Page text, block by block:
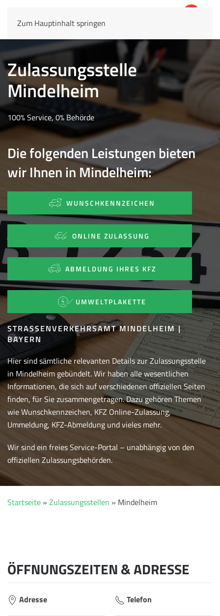
Zum Hauptinhalt springen
Zulassungsstelle
Mindelheim
100% Service, 0% Behörde
Die folgenden Leistungen bieten
wir Ihnen in Mindelheim:
WUNSCHKENNZEICHEN
ONLINE ZULASSUNG
ABMELDUNG IHRES KFZ
UMWELTPLAKETTE
STRASSENVERKEHRSAMT MINDELHEIM | B
AYERN
Hier sind sämtliche relevanten Details zur Zulassungsstelle
in Mindelheim gebündelt. Wir haben alle wesentlichen
Informationen, die sich auf verschiedenen offiziellen Seiten
finden, für Sie zusammengetragen. Dazu gehören Themen
wie Wunschkennzeichen, KFZ Online-Zulassung,
Ummeldung, KFZ-Abmeldung und vieles mehr.
Wir sind ein freies Service-Portal – unabhängig von den
offiziellen Zulassungsbehörden.
Startseite » Zulassungsstellen » Mindelheim
ÖFFNUNGSZEITEN & ADRESSE
Adresse Telefon